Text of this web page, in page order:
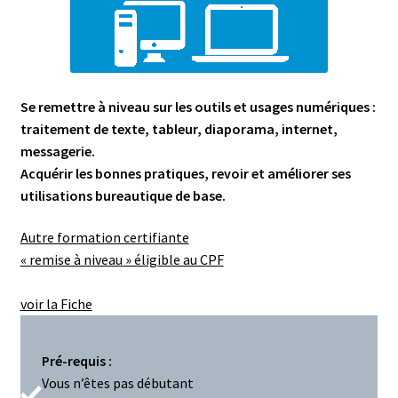
Se remettre à niveau sur les outils et usages numériques :
traitement de texte, tableur, diaporama, internet,
messagerie.
Acquérir les bonnes pratiques, revoir et améliorer ses
utilisations bureautique de base.
Autre formation certifiante
« remise à niveau » éligible au CPF
voir la Fiche
Pré-requis :
Vous n’êtes pas débutant